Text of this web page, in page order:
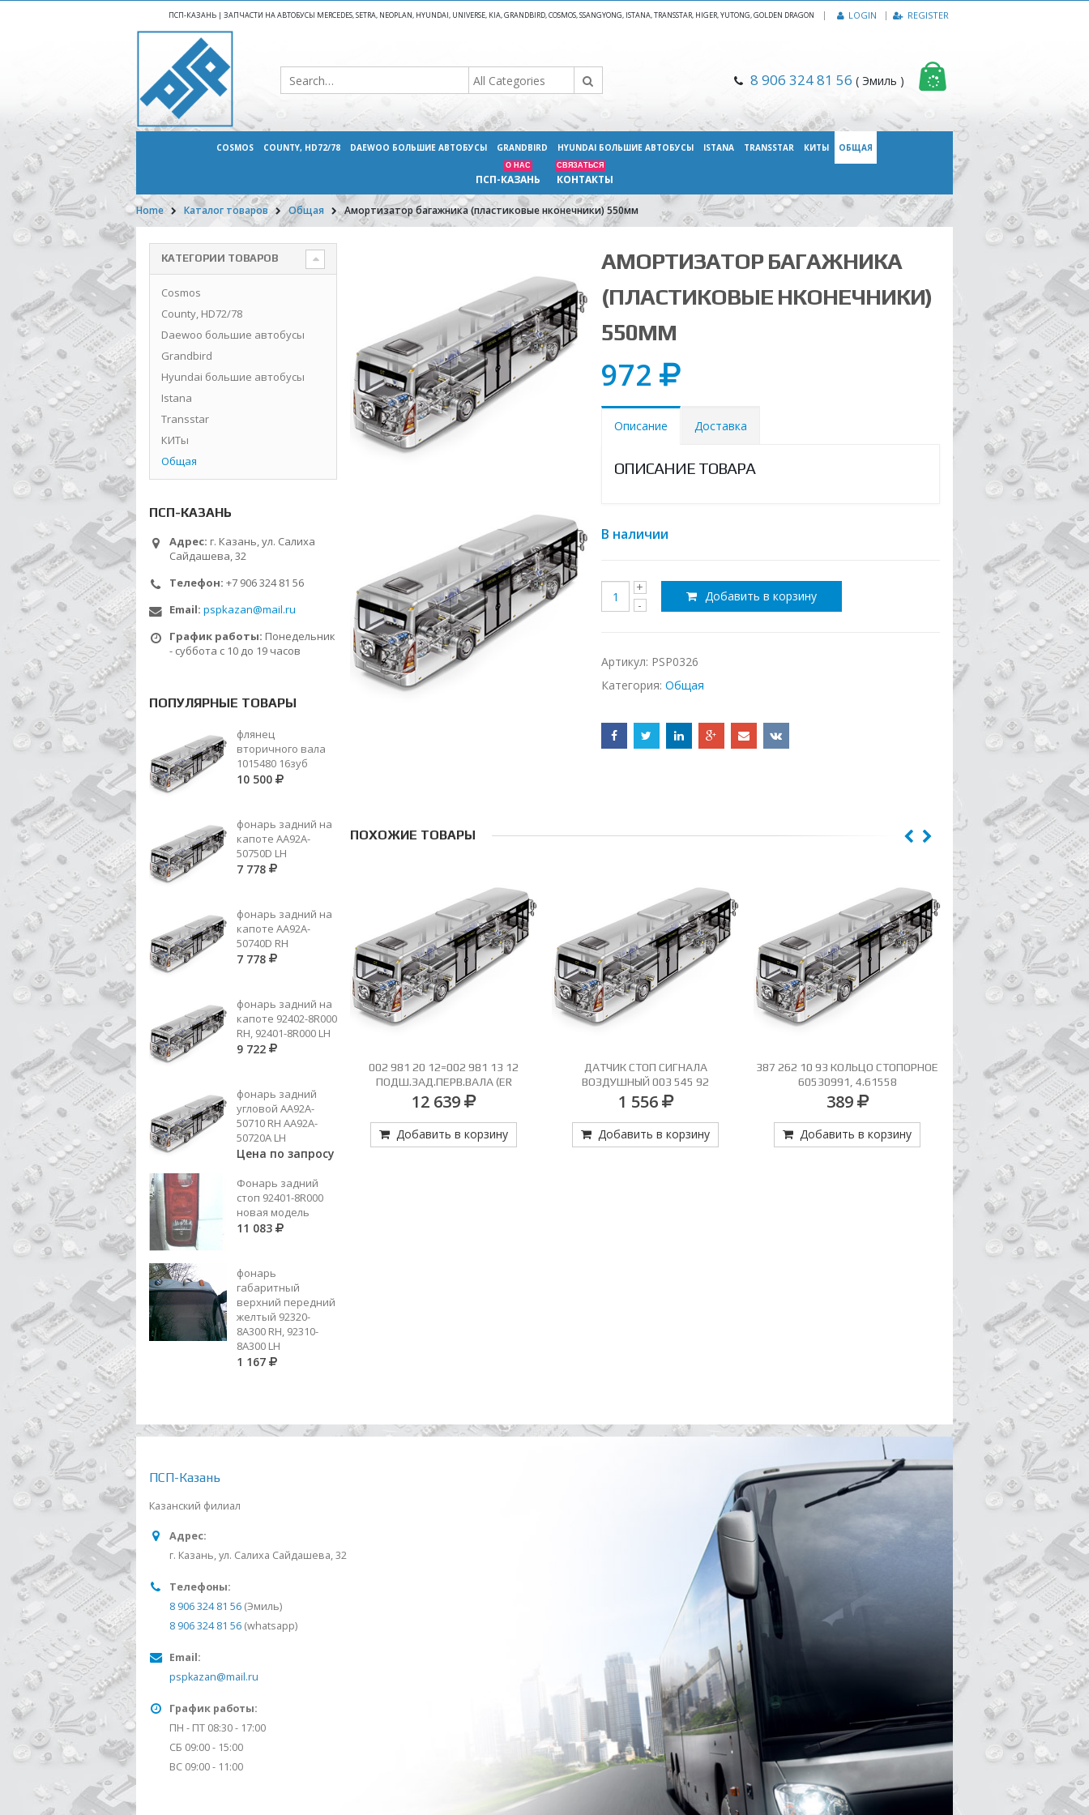
ПСП-КАЗАНЬ | ЗАПЧАСТИ НА АВТОБУСЫ MERCEDES, SETRA, NEOPLAN, HYUNDAI, UNIVERSE, KIA, GRANDBIRD, COSMOS, SSANGYONG, ISTANA, TRANSSTAR, HIGER, YUTONG, GOLDEN DRAGON | LOGIN REGISTER
8 906 324 81 56 ( Эмиль )
COSMOS COUNTY, HD72/78 DAEWOO БОЛЬШИЕ АВТОБУСЫ GRANDBIRD HYUNDAI БОЛЬШИЕ АВТОБУСЫ ISTANA TRANSSTAR КИТЫ ОБЩАЯ
ПСП-КАЗАНЬ
О НАС
КОНТАКТЫ
СВЯЗАТЬСЯ
Home Каталог товаров Общая Амортизатор багажника (пластиковые нконечники) 550мм
АМОРТИЗАТОР БАГАЖНИКА
(ПЛАСТИКОВЫЕ НКОНЕЧНИКИ)
550ММ
972
Описание Доставка
ОПИСАНИЕ ТОВАРА
В наличии
Добавить в корзину
Артикул: PSP0326
Категория: Общая
ПОХОЖИЕ ТОВАРЫ
008 981 83 10 (ER 98530110)
1 633
Добавить в корзину
002 981 20 12=002 981 13 12
ПОДШ.ЗАД.ПЕРВ.ВАЛА (ER
98530203)
12 639
Добавить в корзину
ДАТЧИК СТОП СИГНАЛА
ВОЗДУШНЫЙ 003 545 92
14=4.60652 М27Х1,0; 000 545 54 14
М24Х1,0
1 556
Добавить в корзину
387 262 10 93 КОЛЬЦО СТОПОРНОЕ
60530991, 4.61558
389
Добавить в корзину
387 262 06 23 (ER
ВТУЛКА СКОЛЬЗЯЩАЯ
Цена по
Добавить в
КАТЕГОРИИ ТОВАРОВ
Cosmos
County, HD72/78
Daewoo большие автобусы
Grandbird
Hyundai большие автобусы
Istana
Transstar
КИТы
Общая
ПСП-КАЗАНЬ
Адрес: г. Казань, ул. Салиха
Сайдашева, 32
Телефон: +7 906 324 81 56
Email: pspkazan@mail.ru
График работы: Понедельник
- суббота с 10 до 19 часов
ПОПУЛЯРНЫЕ ТОВАРЫ
флянец
вторичного вала
1015480 16зуб
10 500
фонарь задний на
капоте AA92A-
50750D LH
7 778
фонарь задний на
капоте AA92A-
50740D RH
7 778
фонарь задний на
капоте 92402-8R000
RH, 92401-8R000 LH
9 722
фонарь задний
угловой AA92A-
50710 RH AA92A-
50720A LH
Цена по запросу
Фонарь задний
стоп 92401-8R000
новая модель
11 083
фонарь
габаритный
верхний передний
желтый 92320-
8A300 RH, 92310-
8А300 LH
1 167
ПСП-Казань
Казанский филиал
Адрес:
г. Казань, ул. Салиха Сайдашева, 32
Телефоны:
8 906 324 81 56 (Эмиль)
8 906 324 81 56 (whatsapp)
Email:
pspkazan@mail.ru
График работы:
ПН - ПТ 08:30 - 17:00
СБ 09:00 - 15:00
ВС 09:00 - 11:00